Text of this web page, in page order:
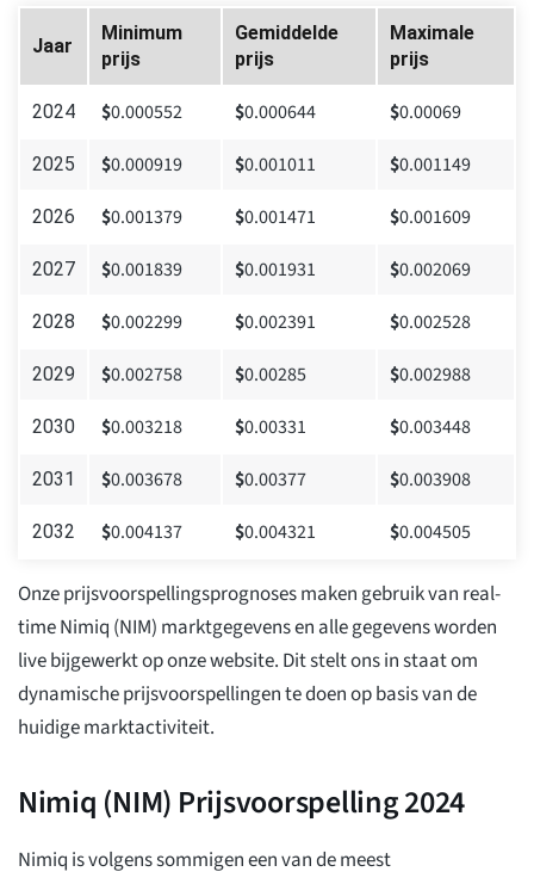
Jaar
Minimum
prijs
Gemiddelde
prijs
Maximale
prijs
2024 $0.000552 $0.000644 $0.00069
2025 $0.000919 $0.001011 $0.001149
2026 $0.001379 $0.001471 $0.001609
2027 $0.001839 $0.001931 $0.002069
2028 $0.002299 $0.002391 $0.002528
2029 $0.002758 $0.00285 $0.002988
2030 $0.003218 $0.00331 $0.003448
2031 $0.003678 $0.00377 $0.003908
2032 $0.004137 $0.004321 $0.004505
Onze prijsvoorspellingsprognoses maken gebruik van real-
time Nimiq (NIM) marktgegevens en alle gegevens worden
live bijgewerkt op onze website. Dit stelt ons in staat om
dynamische prijsvoorspellingen te doen op basis van de
huidige marktactiviteit.
Nimiq (NIM) Prijsvoorspelling 2024
Nimiq is volgens sommigen een van de meest